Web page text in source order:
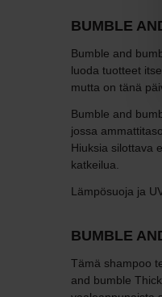
BUMBLE
Bumble and
luoda tuotteet
mutta on tänä
Bumble and
jossa
Hiuksia silottava
katkeilua.
Lämpösuoja ja
BUMBLE
Tämä shampoo
and bumble